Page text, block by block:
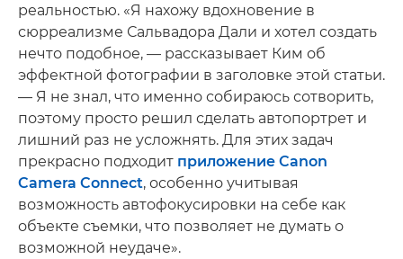
реальностью. «Я нахожу вдохновение в
сюрреализме Сальвадора Дали и хотел создать
нечто подобное, — рассказывает Ким об
эффектной фотографии в заголовке этой статьи.
— Я не знал, что именно собираюсь сотворить,
поэтому просто решил сделать автопортрет и
лишний раз не усложнять. Для этих задач
прекрасно подходит приложение Canon
Camera Connect, особенно учитывая
возможность автофокусировки на себе как
объекте съемки, что позволяет не думать о
возможной неудаче».